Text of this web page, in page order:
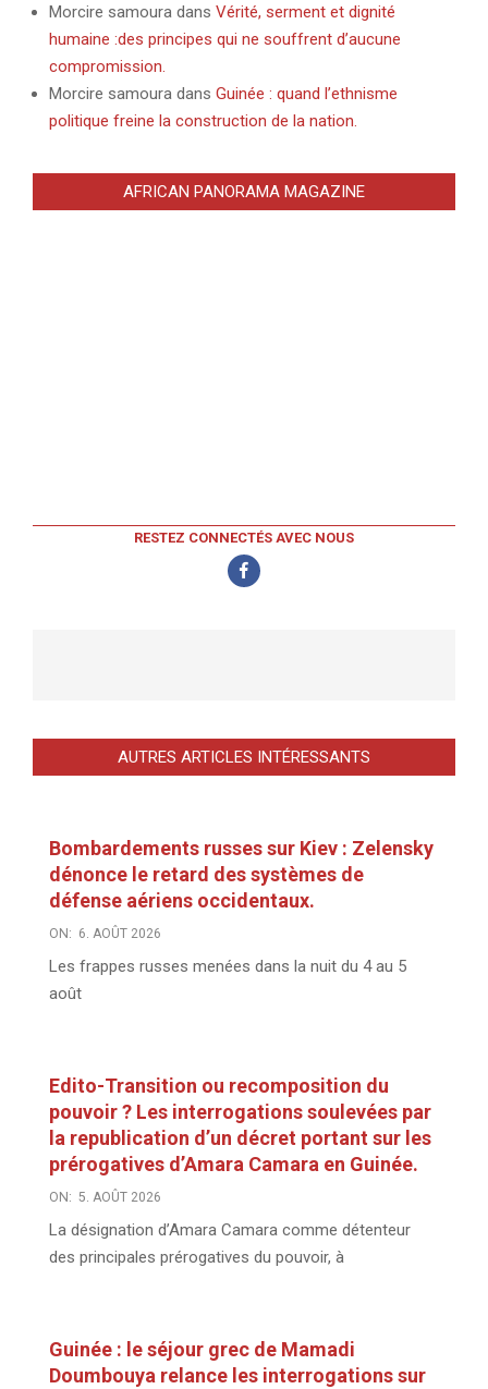
Morcire samoura dans Vérité, serment et dignité
humaine :des principes qui ne souffrent d’aucune
compromission.
Morcire samoura dans Guinée : quand l’ethnisme
politique freine la construction de la nation.
AFRICAN PANORAMA MAGAZINE
RESTEZ CONNECTÉS AVEC NOUS
AUTRES ARTICLES INTÉRESSANTS
Bombardements russes sur Kiev : Zelensky
dénonce le retard des systèmes de
défense aériens occidentaux.
ON: 6. AOÛT 2026
Les frappes russes menées dans la nuit du 4 au 5
août
Edito-Transition ou recomposition du
pouvoir ? Les interrogations soulevées par
la republication d’un décret portant sur les
prérogatives d’Amara Camara en Guinée.
ON: 5. AOÛT 2026
La désignation d’Amara Camara comme détenteur
des principales prérogatives du pouvoir, à
Guinée : le séjour grec de Mamadi
Doumbouya relance les interrogations sur